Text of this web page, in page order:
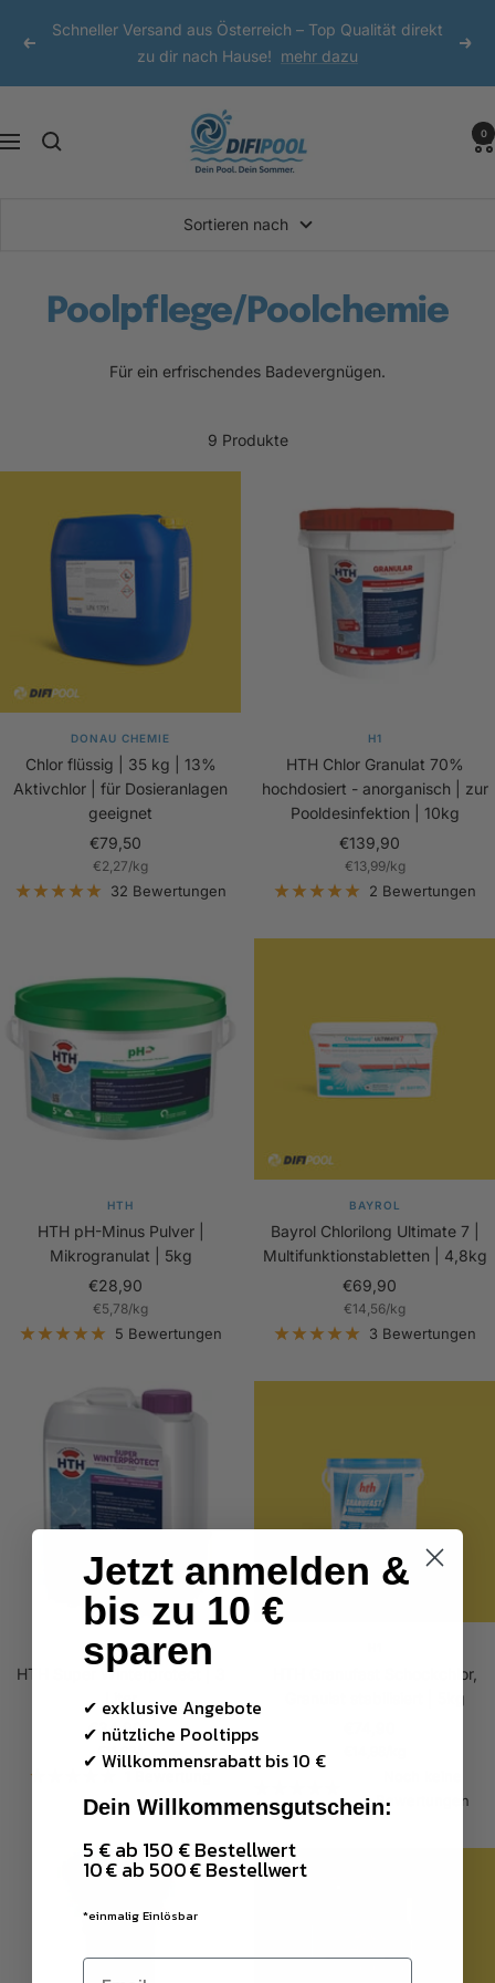
zum
Zurück
Schneller Versand aus Österreich – Top Qualität direkt
zu dir nach Hause! mehr dazu
Navigation
0
Sortieren nach
Poolpflege/Poolchemie
Für ein erfrischendes Badevergnügen.
9 Produkte
DONAU CHEMIE
Chlor flüssig | 35 kg | 13%
Aktivchlor | für Dosieranlagen
geeignet
Angebotspreis
€79,50
€2,27/kg
32 Bewertungen
H1
HTH Chlor Granulat 70%
hochdosiert - anorganisch | zur
Pooldesinfektion | 10kg
Angebotspreis
€139,90
€13,99/kg
2 Bewertungen
HTH
HTH pH-Minus Pulver |
Mikrogranulat | 5kg
Angebotspreis
€28,90
€5,78/kg
5 Bewertungen
BAYROL
Bayrol Chlorilong Ultimate 7 |
Multifunktionstabletten | 4,8kg
Angebotspreis
€69,90
€14,56/kg
3 Bewertungen
HTH
HTH Super Winterprotect | 3
Liter
Angebotspreis
€34,90
HTH Granufast Schockchlor,
Granulat stabilisiert | 5kg
Bewertungen
Jetzt anmelden &
bis zu 10 €
sparen
✔ exklusive Angebote
✔ nützliche Pooltipps
✔ Willkommensrabatt bis 10 €
Dein Willkommensgutschein:
5 € ab 150 € Bestellwert
10 € ab 500 € Bestellwert
*einmalig Einlösbar